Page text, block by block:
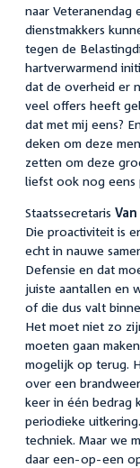
naar Veteranendag
dienstmakkers
tegen de
hartverwarmend
dat de overheid er
veel offers heeft
dat met mij eens?
deken om deze
zetten om deze
liefst ook nog eens
Staatssecretaris Van
Die proactiviteit is
echt in nauwe
Defensie en dat
juiste aantallen en
of die dus valt
Het moet niet zo
moeten gaan
mogelijk op terug.
over een
keer in één bedrag
periodieke
techniek. Maar we
daar een-op-een